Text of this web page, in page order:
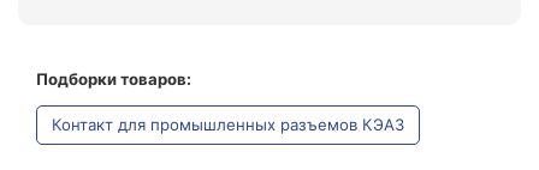
Подборки товаров:
Контакт для промышленных разъемов КЭАЗ